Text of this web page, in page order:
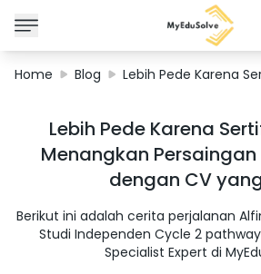
Corporate Solutions
Certifications
Home Blog Lebih Pede Karena
Lebih Pede Karena
Menangkan
dengan CV
Berikut ini adalah cerita perjalanan
Studi Independen Cycle 2
Specialist Expert di